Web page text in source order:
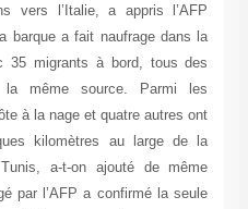
vers l’Italie, a appris l’AFP
barque a fait naufrage dans la
35 migrants à bord, tous des
la même source. Parmi les
à la nage et quatre autres ont
kilomètres au large de la
a-t-on ajouté de même
par l’AFP a confirmé la seule